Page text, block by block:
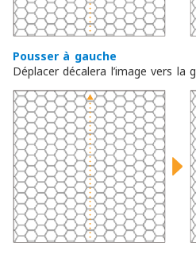
Pousser à gauche
Déplacer décalera l’image vers